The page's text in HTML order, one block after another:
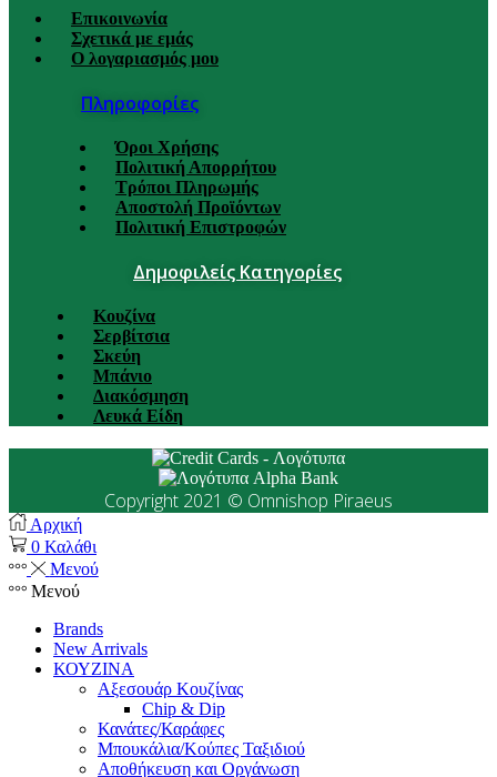
Επικοινωνία
Σχετικά με εμάς
Ο λογαριασμός μου
Πληροφορίες
Όροι Χρήσης
Πολιτική Απορρήτου
Τρόποι Πληρωμής
Αποστολή Προϊόντων
Πολιτική Επιστροφών
Δημοφιλείς Κατηγορίες
Κουζίνα
Σερβίτσια
Σκεύη
Μπάνιο
Διακόσμηση
Λευκά Είδη
Copyright 2021 © Omnishop Piraeus
Αρχική
0 Καλάθι
Μενού
Μενού
Brands
New Arrivals
ΚΟΥΖΙΝΑ
Αξεσουάρ Κουζίνας
Chip & Dip
Κανάτες/Καράφες
Μπουκάλια/Κούπες Ταξιδιού
Αποθήκευση και Οργάνωση